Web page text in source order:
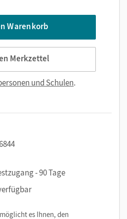
Warenkorb
Merkzettel
und Schulen.
- 90 Tage
es Ihnen, den